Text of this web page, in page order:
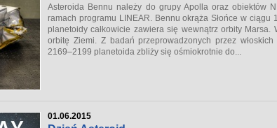
Asteroida Bennu należy do grupy Apolla oraz obiektów
ramach programu LINEAR. Bennu okrąża Słońce w
planetoidy całkowicie zawiera się wewnątrz orbity
orbitę Ziemi. Z badań przeprowadzonych przez
2169–2199 planetoida zbliży się ośmiokrotnie do...
01.06.2015